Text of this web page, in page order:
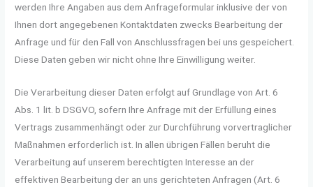
werden Ihre Angaben aus dem Anfrageformular inklusive der von
Ihnen dort angegebenen Kontaktdaten zwecks Bearbeitung der
Anfrage und für den Fall von Anschlussfragen bei uns gespeichert.
Diese Daten geben wir nicht ohne Ihre Einwilligung weiter.
Die Verarbeitung dieser Daten erfolgt auf Grundlage von Art. 6
Abs. 1 lit. b DSGVO, sofern Ihre Anfrage mit der Erfüllung eines
Vertrags zusammenhängt oder zur Durchführung vorvertraglicher
Maßnahmen erforderlich ist. In allen übrigen Fällen beruht die
Verarbeitung auf unserem berechtigten Interesse an der
effektiven Bearbeitung der an uns gerichteten Anfragen (Art. 6